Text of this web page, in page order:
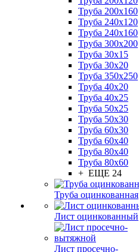
Труба 200x160
Труба 240x120
Труба 240x160
Труба 300x200
Труба 30x15
Труба 30x20
Труба 350x250
Труба 40x20
Труба 40x25
Труба 50x25
Труба 50x30
Труба 60x30
Труба 60x40
Труба 80x40
Труба 80x60
+ ЕЩЕ 24
Труба оцинкованная
Лист оцинкованный
Лист просечно-